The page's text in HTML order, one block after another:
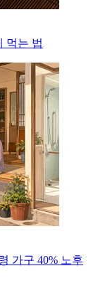
먹는 법
가구 40% 노후